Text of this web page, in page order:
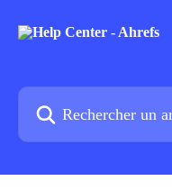
Rechercher un article...